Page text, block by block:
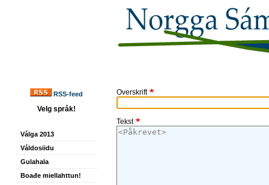
RSS-feed
Velg språk!
Válga 2013
Váldosiidu
Gulahala
Boađe miellahttun!
Overskrift
Tekst